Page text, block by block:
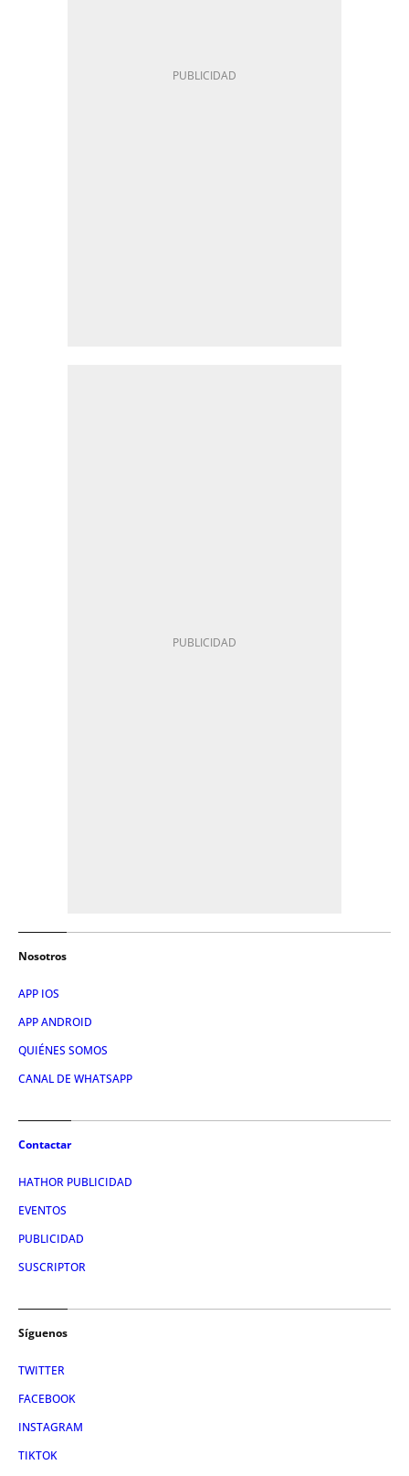
Nosotros
APP IOS
APP ANDROID
QUIÉNES SOMOS
CANAL DE WHATSAPP
Contactar
HATHOR PUBLICIDAD
EVENTOS
PUBLICIDAD
SUSCRIPTOR
Síguenos
TWITTER
FACEBOOK
INSTAGRAM
TIKTOK